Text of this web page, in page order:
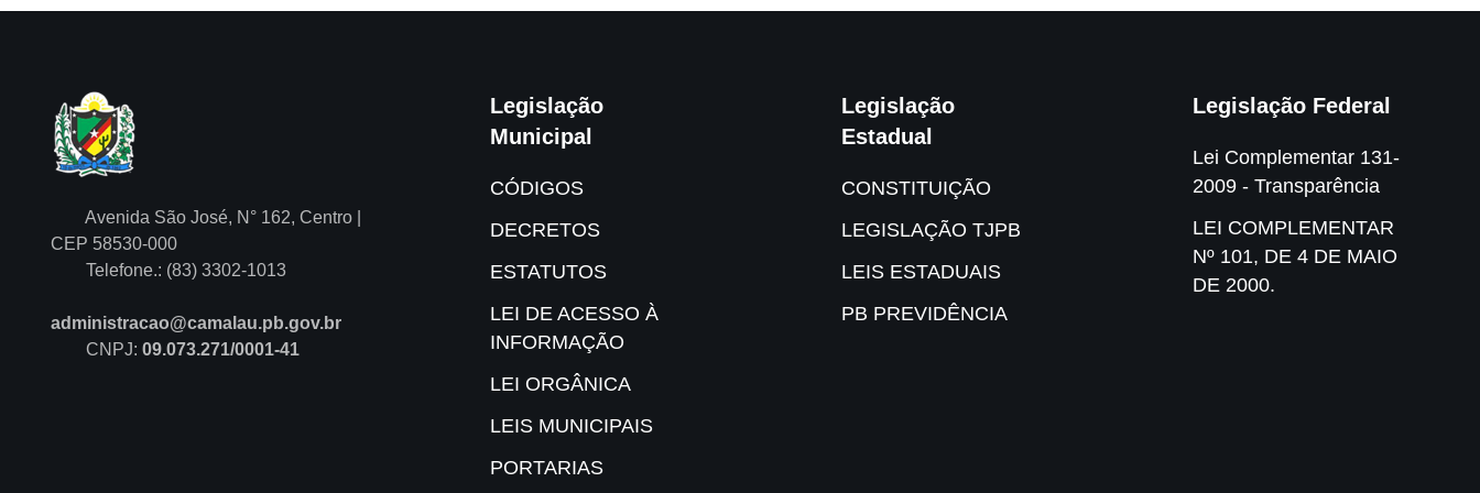
Avenida São José, N° 162, Centro |
CEP 58530-000
Telefone.: (83) 3302-1013
administracao@camalau.pb.gov.br
CNPJ: 09.073.271/0001-41
Legislação
Municipal
CÓDIGOS
DECRETOS
ESTATUTOS
LEI DE ACESSO À
INFORMAÇÃO
LEI ORGÂNICA
LEIS MUNICIPAIS
PORTARIAS
Legislação
Estadual
CONSTITUIÇÃO
LEGISLAÇÃO TJPB
LEIS ESTADUAIS
PB PREVIDÊNCIA
Legislação Federal
Lei Complementar 131-
2009 - Transparência
LEI COMPLEMENTAR
Nº 101, DE 4 DE MAIO
DE 2000.